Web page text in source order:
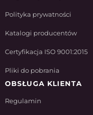
Polityka prywatności
Katalogi producentów
Certyfikacja ISO 9001:2015
Pliki do pobrania
OBSŁUGA KLIENTA
Regulamin